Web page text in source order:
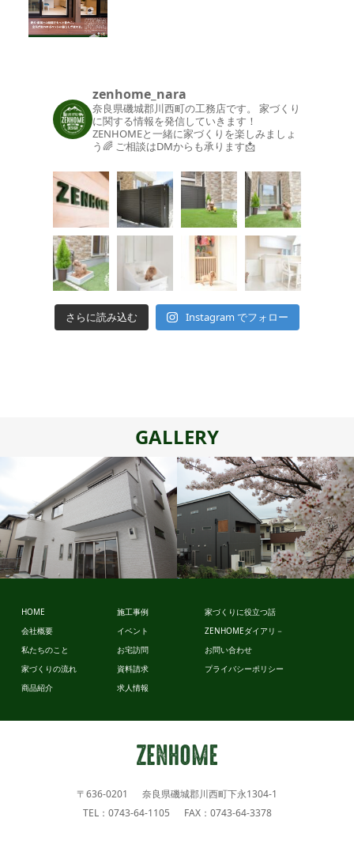
zenhome_nara
奈良県磯城郡川西町の工務店です。
家づくり
に関する情報を発信していきます！
ZENHOMEと一緒に家づくりを楽しみましょ
う🌈 ご相談はDMからも承ります📩
さらに読み込む Instagram でフォロー
GALLERY
スタイル
HOME
会社概要
私たちのこと
家づくりの流れ
商品紹介
施工事例
イベント
お宅訪問
資料請求
求人情報
家づくりに役立つ話
ZENHOMEダイアリ－
お問い合わせ
プライバシーポリシー
〒636-0201 奈良県磯城郡川西町下永1304-1
TEL：0743-64-1105 FAX：0743-64-3378